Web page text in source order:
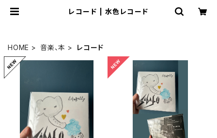
レコード | 水色レコード
HOME 音楽、本 レコード